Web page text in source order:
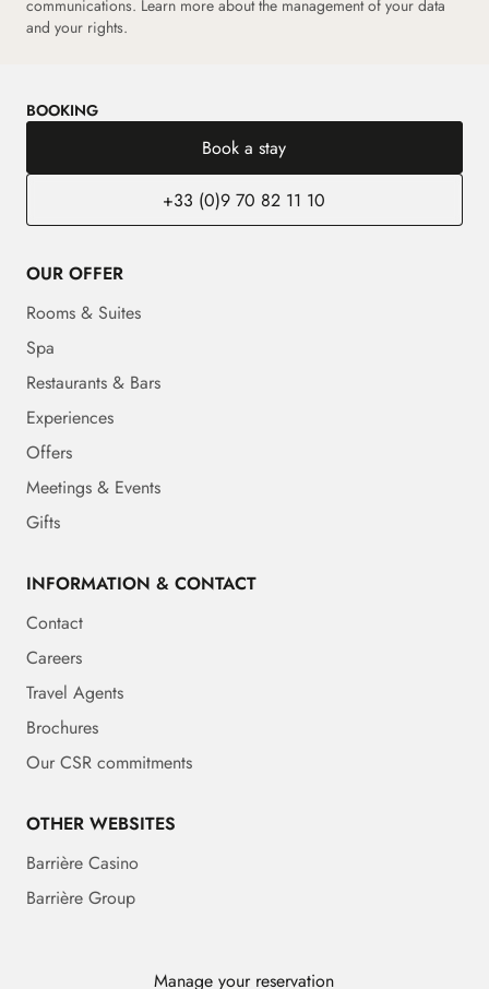
communications. Learn more about the management of your data
and your rights.
BOOKING
Book a stay
+33 (0)9 70 82 11 10
OUR OFFER
Rooms & Suites
Spa
Restaurants & Bars
Experiences
Offers
Meetings & Events
Gifts
INFORMATION & CONTACT
Contact
Careers
Travel Agents
Brochures
Our CSR commitments
OTHER WEBSITES
Barrière Casino
Barrière Group
Manage your reservation